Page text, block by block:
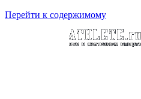
Перейти к содержимому